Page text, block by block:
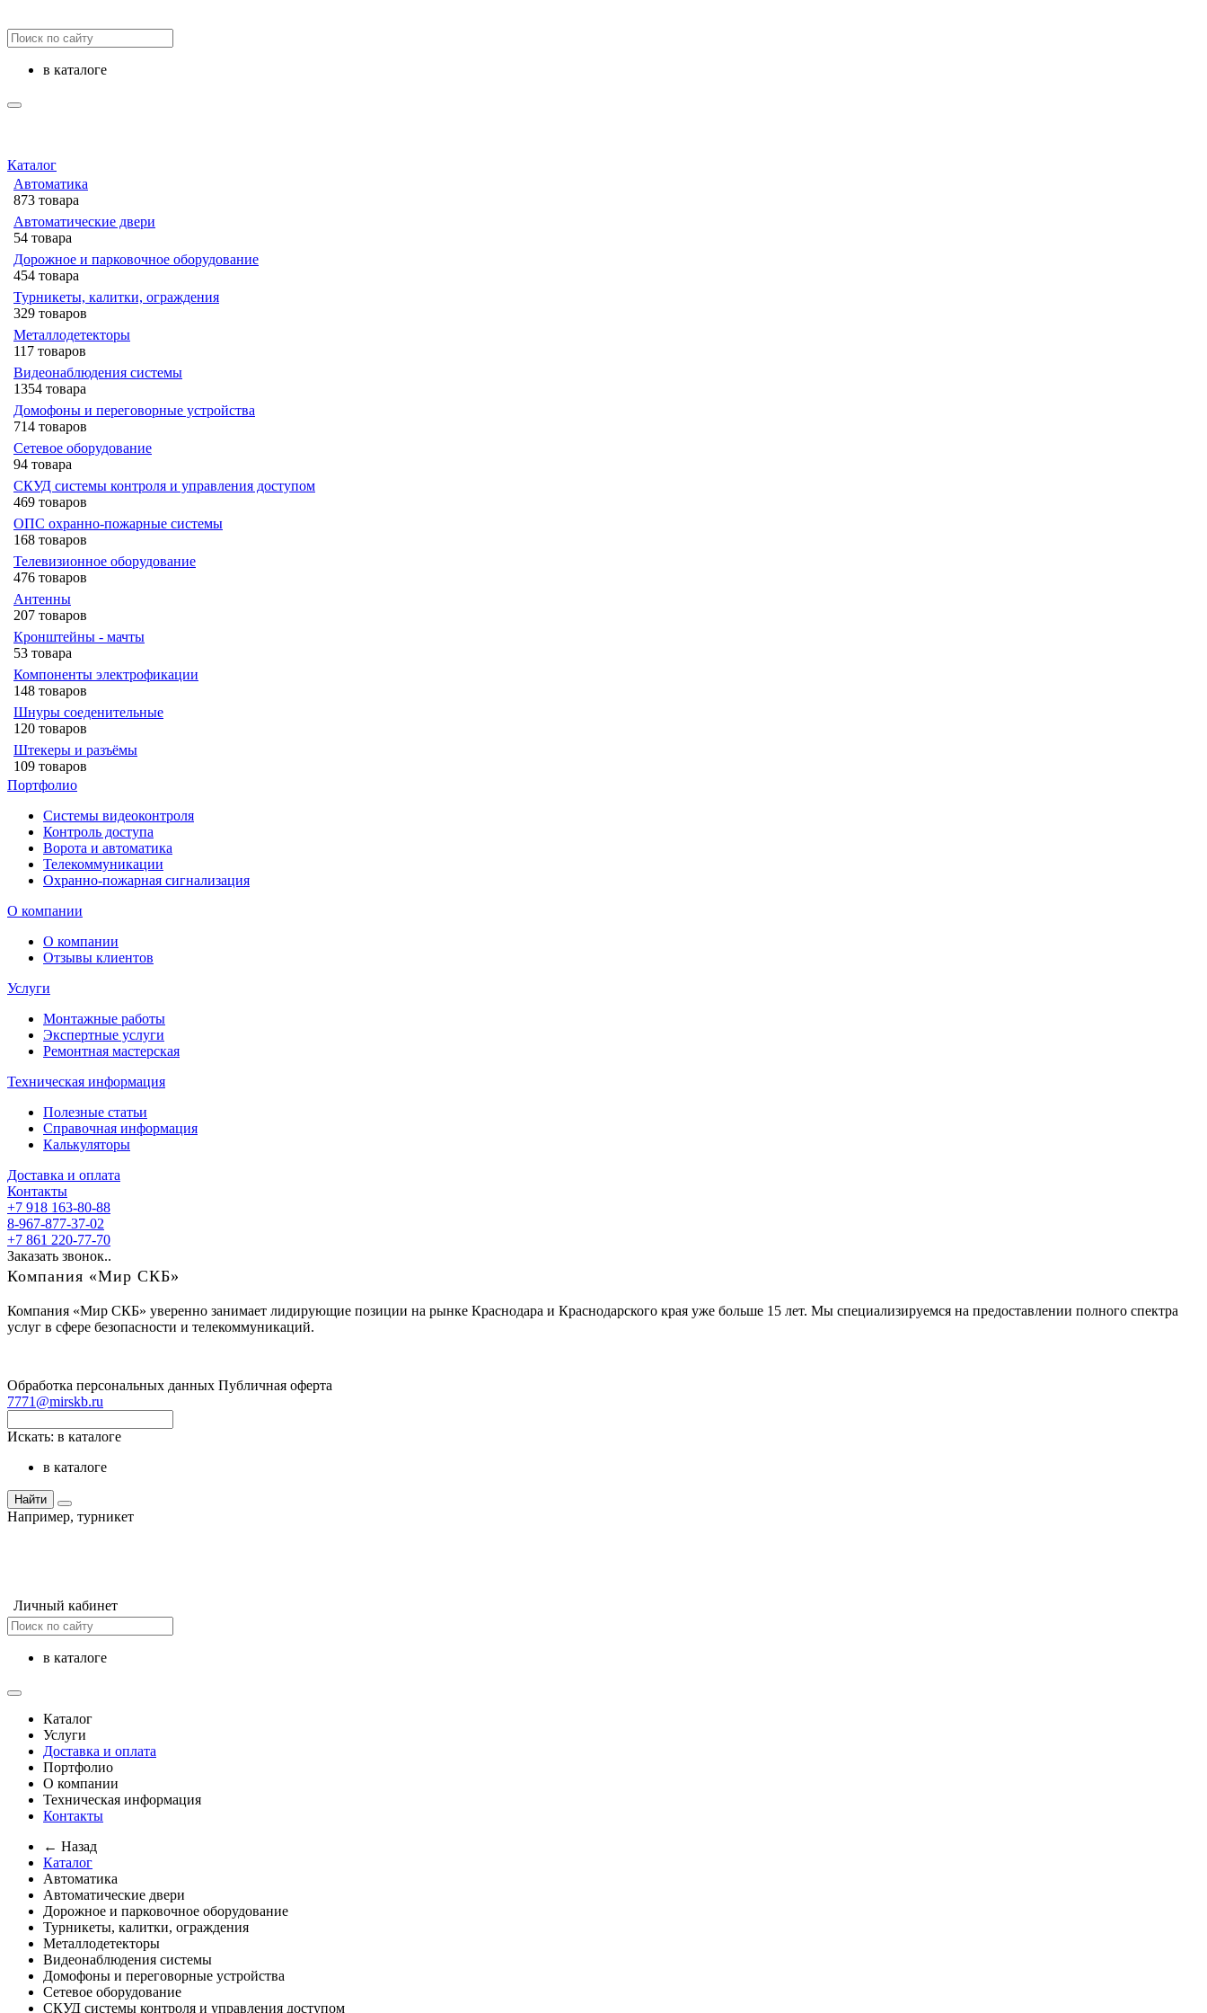
в каталоге
Каталог
Автоматика
873 товара
Автоматические двери
54 товара
Дорожное и парковочное оборудование
454 товара
Турникеты, калитки, ограждения
329 товаров
Металлодетекторы
117 товаров
Видеонаблюдения cистемы
1354 товара
Домофоны и переговорные устройства
714 товаров
Сетевое оборудование
94 товара
СКУД системы контроля и управления доступом
469 товаров
ОПС охранно-пожарные системы
168 товаров
Телевизионное оборудование
476 товаров
Антенны
207 товаров
Кронштейны - мачты
53 товара
Компоненты электрофикации
148 товаров
Шнуры соеденительные
120 товаров
Штекеры и разъёмы
109 товаров
Портфолио
Системы видеоконтроля
Контроль доступа
Ворота и автоматика
Телекоммуникации
Охранно-пожарная сигнализация
О компании
О компании
Отзывы клиентов
Услуги
Монтажные работы
Экспертные услуги
Ремонтная мастерская
Техническая информация
Полезные статьи
Справочная информация
Калькуляторы
Доставка и оплата
Контакты
+7 918 163-80-88
8-967-877-37-02
+7 861 220-77-70
Заказать звонок..
Компания «Мир СКБ»
Компания «Мир СКБ» уверенно занимает лидирующие позиции на рынке Краснодара и Краснодарского края уже больше 15 лет. Мы специализируемся на предоставлении полного спектра
услуг в сфере безопасности и телекоммуникаций.
Обработка персональных данных Публичная оферта
7771@mirskb.ru
Искать: в каталоге
в каталоге
Найти
Например, турникет
Личный кабинет
в каталоге
Каталог
Услуги
Доставка и оплата
Портфолио
О компании
Техническая информация
Контакты
← Назад
Каталог
Автоматика
Автоматические двери
Дорожное и парковочное оборудование
Турникеты, калитки, ограждения
Металлодетекторы
Видеонаблюдения cистемы
Домофоны и переговорные устройства
Сетевое оборудование
СКУД системы контроля и управления доступом